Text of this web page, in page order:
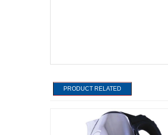
PRODUCT RELATED